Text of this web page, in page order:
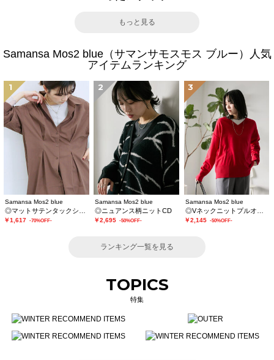
もっと見る
Samansa Mos2 blue（サマンサモスモス ブルー）人気
アイテムランキング
1
Samansa Mos2 blue
￥1,617 -70%OFF-
2
Samansa Mos2 blue
◎ニュアンス柄ニットCD
￥2,695 -50%OFF-
3
Samansa Mos2 blue
￥2,145 -50%OFF-
ランキング一覧を見る
TOPICS
特集